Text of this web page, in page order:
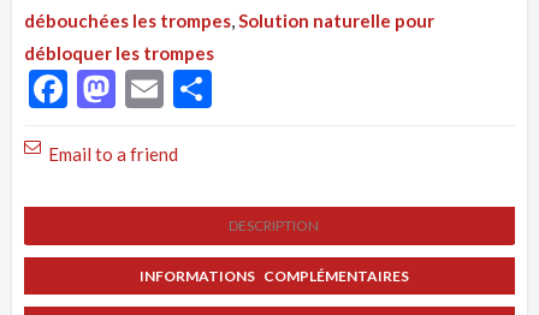
débouchées les trompes,Solution naturelle pour
débloquer les trompes
Facebook
Mastodon
Email
Email to a friend
DESCRIPTION
INFORMATIONS COMPLÉMENTAIRES